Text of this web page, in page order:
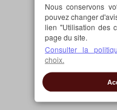
Nous conservons
pouvez changer
lien "Utilisation des
page du site.
Consulter la
choix.